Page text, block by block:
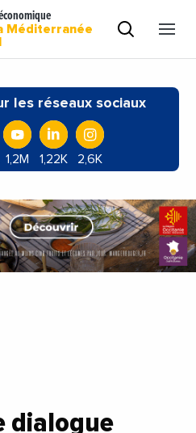
Méditerranée
les réseaux sociaux
1,2M 1,22K 2,6K
dialogue